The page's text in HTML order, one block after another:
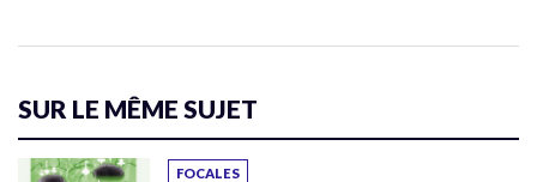
SUR LE MÊME SUJET
FOCALES